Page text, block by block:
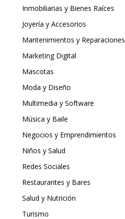
Inmobiliarias y Bienes Raíces
Joyería y Accesorios
Mantenimientos y Reparaciones
Marketing Digital
Mascotas
Moda y Diseño
Multimedia y Software
Música y Baile
Negocios y Emprendimientos
Niños y Salud
Redes Sociales
Restaurantes y Bares
Salud y Nutrición
Turismo